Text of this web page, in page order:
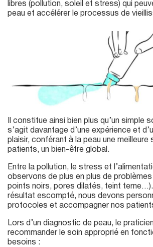
libres (pollution, soleil et stress) qui
peau et accélérer le processus de
Il constitue ainsi bien plus qu’un simple
s’agit davantage d’une expérience et
plaisir, conférant à la peau une
patients, un bien-être global.
Entre la pollution, le stress et
observons de plus en plus de
points noirs, pores dilatés, teint
résultat escompté, nous devons
protocoles et accompagner nos
Lors d’un diagnostic de peau, le
recommander le soin approprié en
besoins :